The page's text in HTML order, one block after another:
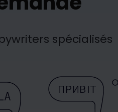
spécialisés